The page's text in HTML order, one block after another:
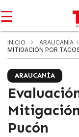
☰
INICIO ARAUCANÍA
MITIGACIÓN POR
ARAUCANÍA
Pucón